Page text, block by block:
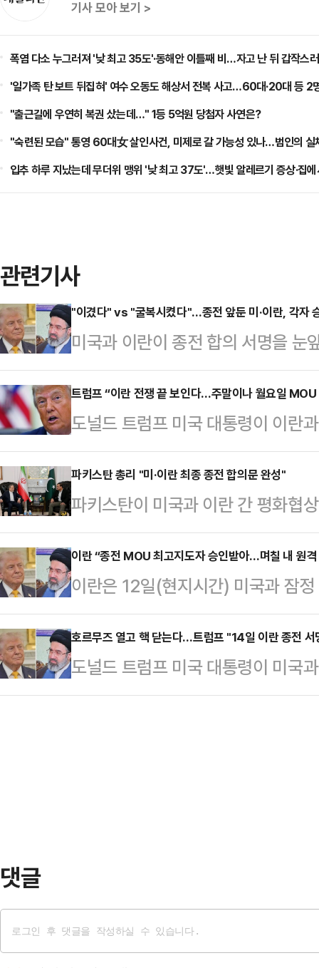
기사 모아 보기 >
폭염 다소 누그러져 '낮 최고 35도'·동해안 이틀째 비…자고 난 뒤 갑작스
'일가족 탄 보트 뒤집혀' 여수 오동도 해상서 전복 사고…60대·20대 등 2
"출근길에 우연히 복권 샀는데…" 1등 5억원 당첨자 사연은?
"숙련된 모습" 통영 60대女 살인사건, 미제로 갈 가능성 있나…범인의 실
입추 하루 지났는데 무더위 맹위 '낮 최고 37도'…햇빛 알레르기 증상·집
관련기사
"이겼다" vs "굴복시켰다"…종전 앞둔 미·이란, 각자
미국과 이란이 종전 합의 서명을 눈
로 포장하며 치열한 여론전을 벌이
미국 대통령은 13일(현지시간) 소
합의가 이란의 핵무기 개발을 차단
적 성과라고 강조했다. 또 버락 오
과정에서 이란에 17억달러(약 2조
에는 돈을 주지 않는다"고 주장했
목표를 충족했다…
트럼프 “이란 전쟁 끝 보인다…주말이나 월요일 MOU
도널드 트럼프 미국 대통령이 이란
했다며 종전 가능성을 거듭 강조했
서 수개월간 이어진 중동 위기가 중
다.미 인터넷매체 악시오스(Axios)
간) 이란의 아바스 아라그치 외무
밝힌 데 대해 "매우 긍정적인 발언"
연장과 호르무즈 해협 정상화, 핵
근접했다고 말했…
파키스탄 총리 "미·이란 최종 종전 합의문 완성"
파키스탄이 미국과 이란 간 평화협
다.로이터통신에 따르면 셰바즈 샤
셜미디어(SNS)를 통해 "미국과 이
했다. 파키스탄은 워싱턴과 테헤란
하고 있다"며 "평화를 향한 마지막
은 이번 협상 과정에서 핵심 중재국
미국과 이란 사이를 오가며 수개월
의 수정안을 전달하는…
이란 “종전 MOU 최고지도자 승인받아…며칠 내 원격
이란은 12일(현지시간) 미국과 잠
최고지도자인 아야톨라 모즈타바
측이 최고지도자의 합의안 승인 사
임스(NYT)에 따르면 아바스 아라
된 TV 연설에서 미국과의 합의가
호르무즈 열고 핵 닫는다…트럼프 "14일 이란 종전 서
도널드 트럼프 미국 대통령이 미국
예정이라고 거듭 밝혔다.AP통신에
댓글